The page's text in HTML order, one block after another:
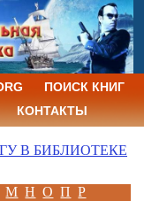
ПОИСК КНИГ
КОНТАКТЫ
В БИБЛИОТЕКЕ
М Н О П Р